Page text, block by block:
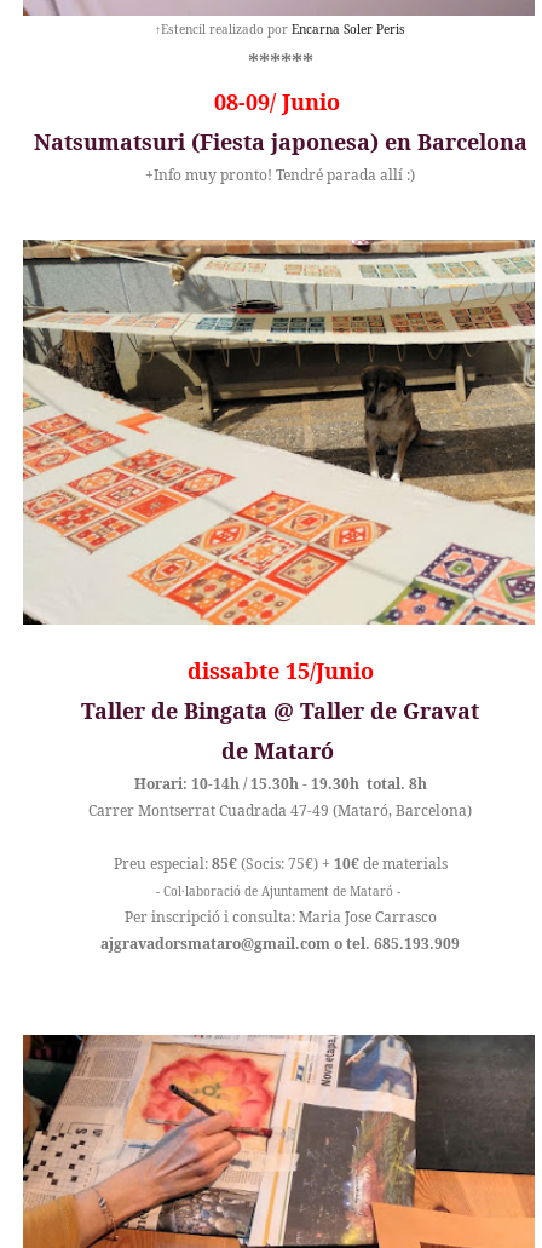
↑Estencil realizado por Encarna Soler Peris
******
08-09/ Junio
Natsumatsuri (Fiesta japonesa) en Barcelona
+Info muy pronto! Tendré parada allí :)
dissabte 15/Junio
Taller de Bingata @ Taller de Gravat
de Mataró
Horari: 10-14h / 15.30h - 19.30h total. 8h
Carrer Montserrat Cuadrada 47-49 (Mataró, Barcelona)
Preu especial:85€(Socis: 75€) + 10€de materials
- Col·laboració de Ajuntament de Mataró -
Per inscripció i consulta: Maria Jose Carrasco
ajgravadorsmataro@gmail.com o tel. 685.193.909